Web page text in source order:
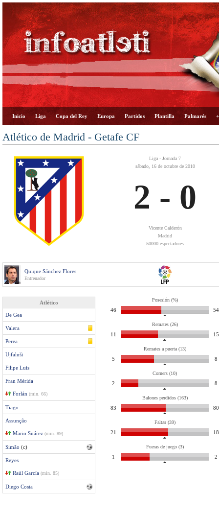
Inicio Liga Copa del Rey Europa Partidos Plantilla Palmarés
Atlético de Madrid - Getafe CF
Liga - Jornada 7
sábado, 16 de octubre de 2010
2 - 0
Vicente Calderón
Madrid
50000 espectadores
Quique Sánchez Flores
Entrenador
Atlético
De Gea
Valera
Perea
Ujfaluši
Filipe Luis
Fran Mérida
Forlán (min. 66)
Tiago
Assunção
Mario Suárez (min. 89)
Simão (c)
Reyes
Raúl García (min. 85)
Diego Costa
Posesión (%)
46 54
Remates (26)
11 15
Remates a puerta (13)
5 8
Corners (10)
2 8
Balones perdidos (163)
83 80
Faltas (39)
21 18
Fueras de juego (3)
1 2